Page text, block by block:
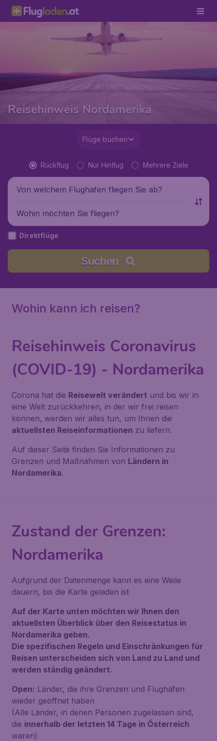
Reisehinweis Nordamerika
Flüge buchen
Rückflug Nur Hinflug Mehrere Ziele
Von welchem Flughafen fliegen Sie ab?
Wohin möchten Sie fliegen?
Direktflüge
Suchen
Wohin kann ich reisen?
Reisehinweis Coronavirus
(COVID-19) - Nordamerika
Corona hat die Reisewelt verändert und bis wir in
eine Welt zurückkehren, in der wir frei reisen
können, werden wir alles tun, um Ihnen die
aktuellsten Reiseinformationen zu liefern.
Auf dieser Seite finden Sie Informationen zu
Grenzen und Maßnahmen von Ländern in
Nordamerika.
Zustand der Grenzen:
Nordamerika
Aufgrund der Datenmenge kann es eine Weile
dauern, bis die Karte geladen ist
Auf der Karte unten möchten wir Ihnen den
aktuellsten Überblick über den Reisestatus in
Nordamerika geben.
Die spezifischen Regeln und Einschränkungen für
Reisen unterscheiden sich von Land zu Land und
werden ständig geändert.
Open: Länder, die ihre Grenzen und Flughäfen
wieder geöffnet haben
(Alle Länder, in denen Personen zugelassen sind,
die innerhalb der letzten 14 Tage in Österreich
waren)